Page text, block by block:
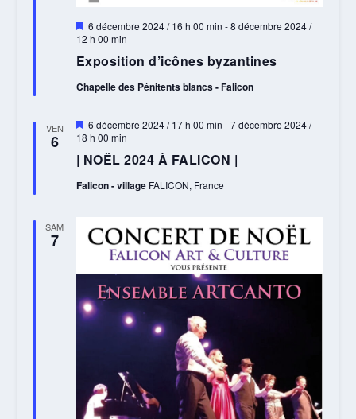
Exposition d’icônes byzantines
Mis
en
6 décembre 2024 / 16 h 00 min -8 décembre 2024 /
12 h 00 min
Chapelle des Pénitents blancs - Falicon
VEN
6
| NOËL 2024 À FALICON |
Mis
en
avant
6 décembre 2024 / 17 h 00 min -7 décembre 2024 /
18 h 00 min
Falicon - village FALICON, France
SAM
7